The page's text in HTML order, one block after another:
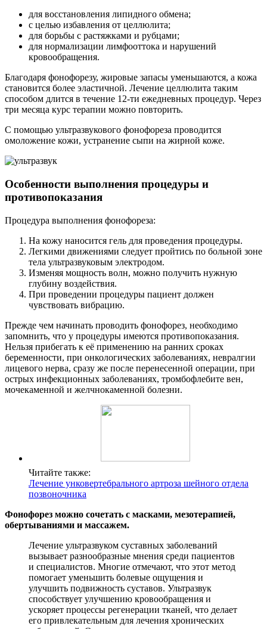
для восстановления липидного обмена;
с целью избавления от целлюлита;
для борьбы с растяжками и рубцами;
для нормализации лимфооттока и нарушений
кровообращения.
Благодаря фонофорезу, жировые запасы уменьшаются, а кожа
становится более эластичной. Лечение целлюлита таким
способом длится в течение 12-ти ежедневных процедур. Через
три месяца курс терапии можно повторить.
С помощью ультразвукового фонофореза проводится
омоложение кожи, устранение сыпи на жирной коже.
Особенности выполнения процедуры и
противопоказания
Процедура выполнения фонофореза:
На кожу наносится гель для проведения процедуры.
Легкими движениями следует пройтись по больной зоне
тела ультразвуковым электродом.
Изменяя мощность волн, можно получить нужную
глубину воздействия.
При проведении процедуры пациент должен
чувствовать вибрацию.
Прежде чем начинать проводить фонофорез, необходимо
запомнить, что у процедуры имеются противопоказания.
Нельзя прибегать к её применению на ранних сроках
беременности, при онкологических заболеваниях, невралгии
лицевого нерва, сразу же после перенесенной операции, при
острых инфекционных заболеваниях, тромбофлебите вен,
мочекаменной и желчнокаменной болезни.
Читайте также:
Лечение унковертебрального артроза шейного отдела
позвоночника
Фонофорез можно сочетать с масками, мезотерапией,
обертываниями и массажем.
Лечение ультразвуком суставных заболеваний
вызывает разнообразные мнения среди пациентов
и специалистов. Многие отмечают, что этот метод
помогает уменьшить болевые ощущения и
улучшить подвижность суставов. Ультразвук
способствует улучшению кровообращения и
ускоряет процессы регенерации тканей, что делает
его привлекательным для лечения хронических